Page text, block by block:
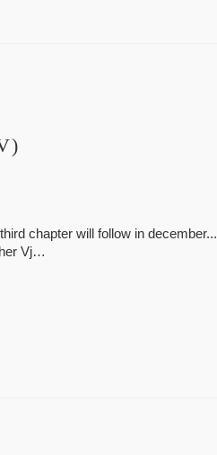
chapter will follow in december...
Vj…